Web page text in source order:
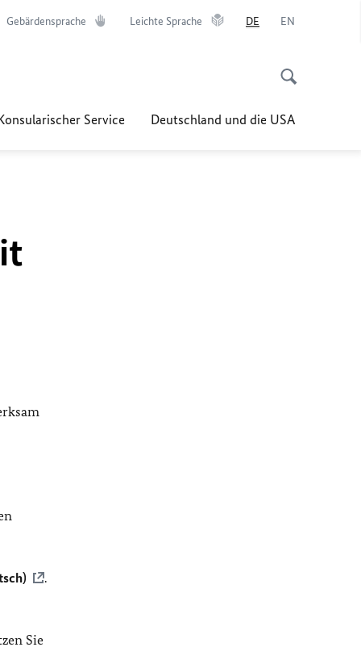
Gebärdensprache Leichte Sprache DE EN
Service Deutschland und die USA
.
Sie